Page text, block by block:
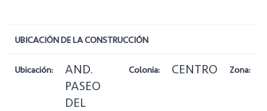
UBICACIÓN DE LA CONSTRUCCIÓN
Ubicación:
AND.
PASEO
DEL
Colonia: CENTRO Zona: